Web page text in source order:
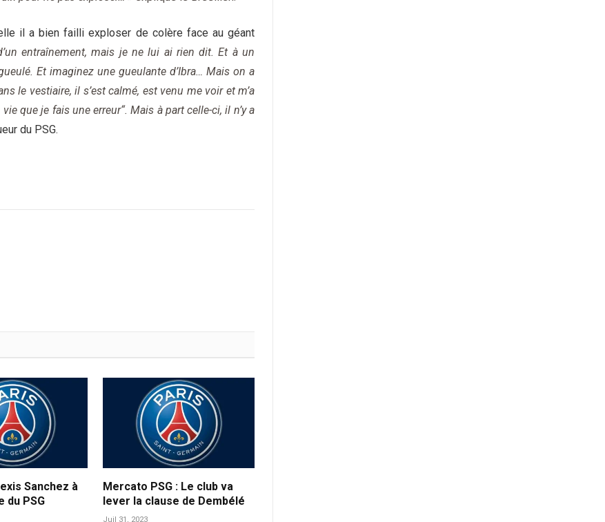
il a bien failli exploser de colère face au géant
entraînement, mais je ne lui ai rien dit. Et à un
Et imaginez une gueulante d’Ibra… Mais on a
le vestiaire, il s’est calmé, est venu me voir et m’a
que je fais une erreur“. Mais à part celle-ci, il n’y a
du PSG.
Sanchez à
du PSG
Mercato PSG : Le club va
lever la clause de Dembélé
Juil 31, 2023